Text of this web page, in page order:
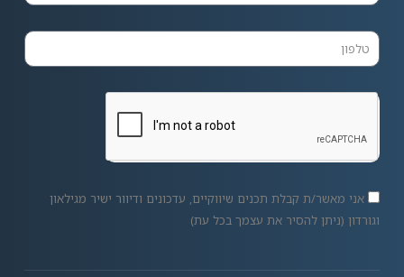
אני מאשר/ת קבלת תכנים שיווקיים, עדכונים ודיוור ישיר מגילאון
וגורדון (ניתן להסיר את עצמך בכל עת)